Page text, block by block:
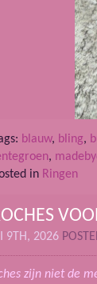
blauw, bling,
,
in Ringen
9TH, 2026
zijn niet de